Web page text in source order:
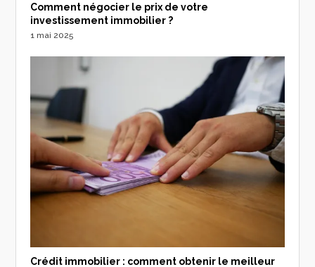
Comment négocier le prix de votre
investissement immobilier ?
1 mai 2025
Crédit immobilier : comment obtenir le meilleur